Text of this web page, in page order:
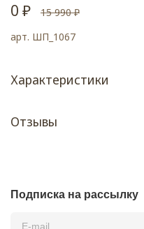
арт. ШП_1067
0 ₽ 15 990 ₽
Характеристики
Отзывы
Подписка на рассылку